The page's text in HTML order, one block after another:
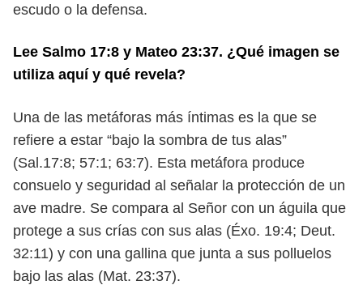
escudo o la defensa.
Lee Salmo 17:8 y Mateo 23:37. ¿Qué imagen se
utiliza aquí y qué revela?
Una de las metáforas más íntimas es la que se
refiere a estar “bajo la sombra de tus alas”
(Sal.17:8; 57:1; 63:7). Esta metáfora produce
consuelo y seguridad al señalar la protección de un
ave madre. Se compara al Señor con un águila que
protege a sus crías con sus alas (Éxo. 19:4; Deut.
32:11) y con una gallina que junta a sus polluelos
bajo las alas (Mat. 23:37).